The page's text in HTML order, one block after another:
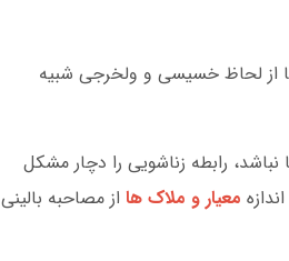
از لحاظ خسیسی و ولخرجی شبیه
رابطه زناشویی را دچار مشکل
معیار و ملاک ها از مصاحبه بالینی